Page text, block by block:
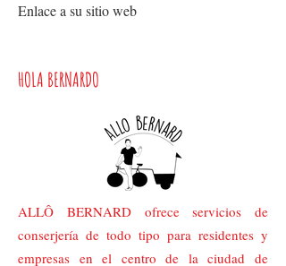
Enlace a su sitio web
HOLA BERNARDO
ALLÔ BERNARD ofrece servicios de
conserjería de todo tipo para residentes y
empresas en el centro de la ciudad de